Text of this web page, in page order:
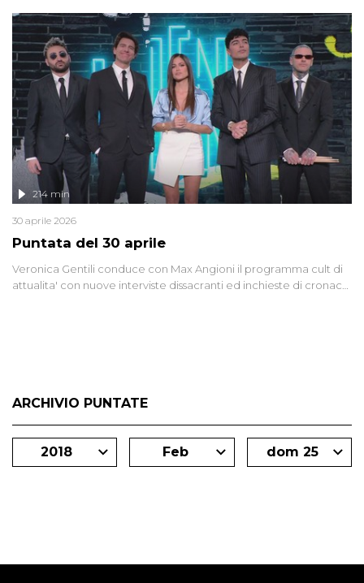
di settore - su quanto la guerra sia diventata una realtà pervasiva.
Anche se l'Italia non è direttamente coinvolta in conflitti armati, il
contesto globale rende impossibile considerarla un fenomeno
lontano.
Puntata del 30 aprile
214 min
30 aprile 2026
Veronica Gentili conduce con Max Angioni il programma cult di
attualita' con nuove interviste dissacranti ed inchieste di cronaca
ARCHIVIO PUNTATE
2018 Feb dom 25